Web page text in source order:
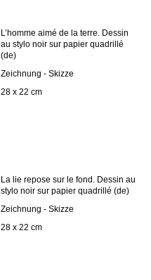
L’homme aimé de la terre. Dessin
au stylo noir sur papier quadrillé
(de)
Zeichnung - Skizze
28 x 22 cm
La lie repose sur le fond. Dessin au
stylo noir sur papier quadrillé (de)
Zeichnung - Skizze
28 x 22 cm